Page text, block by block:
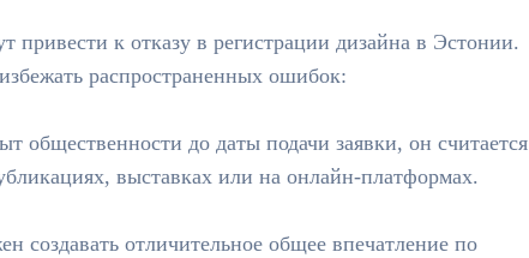
привести к отказу в регистрации дизайна в Эстонии.
распространенных ошибок:
общественности до даты подачи заявки, он считается
выставках или на онлайн-платформах.
создавать отличительное общее впечатление по